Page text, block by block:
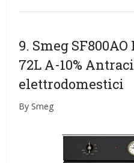
9. Smeg
72L A-10%
elettrodomestici
By Smeg